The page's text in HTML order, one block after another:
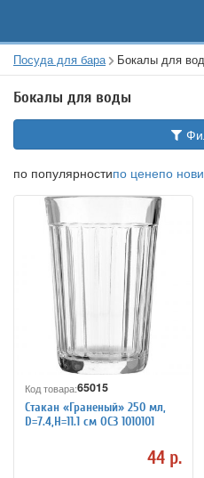
Посуда для бара Бокалы для
Бокалы для воды
по популярностипо ценепо
Код товара:65015
Стакан «Граненый» 250 мл,
D=7.4,H=11.1 см ОСЗ 1010101
44 р.